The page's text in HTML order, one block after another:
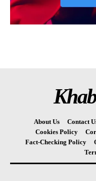
About Us Contact
Cookies Policy
Fact-Checking Policy